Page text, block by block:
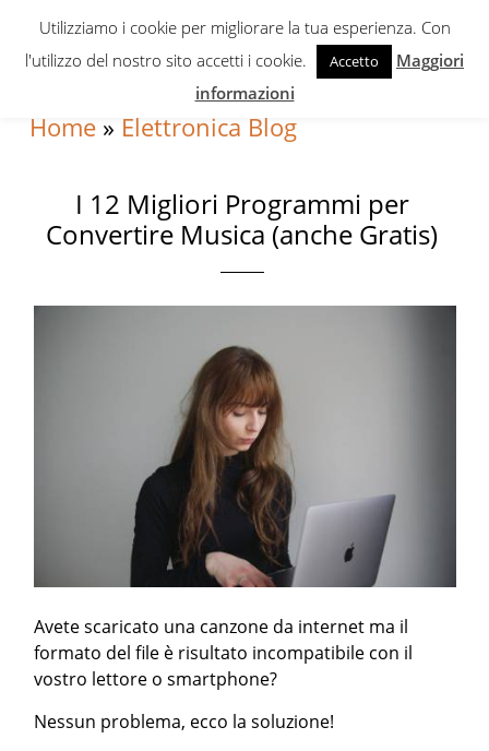
Skip
navigation
Skip
Skip
sidebar
Home » Elettronica Blog
I 12 Migliori Programmi per
Convertire Musica (anche Gratis)
Avete scaricato una canzone da internet ma il
formato del file è risultato incompatibile con il
vostro lettore o smartphone?
Nessun problema, ecco la soluzione!
Utilizziamo i cookie per migliorare la tua esperienza. Con
l'utilizzo del nostro sito accetti i cookie.
Accetto
Maggiori
informazioni